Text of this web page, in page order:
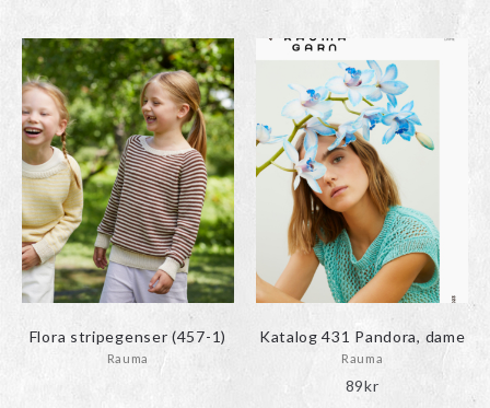
Flora stripegenser (457-1)
Rauma
Katalog 431 Pandora, dame
Rauma
89kr